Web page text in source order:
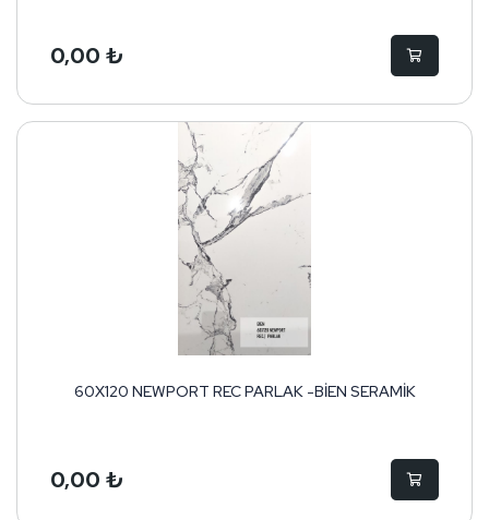
0,00 ₺
60X120 NEWPORT REC PARLAK -BİEN SERAMİK
0,00 ₺